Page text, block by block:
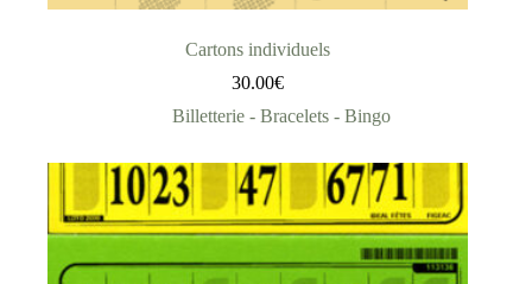
Cartons individuels
30.00€
Billetterie - Bracelets - Bingo